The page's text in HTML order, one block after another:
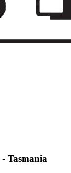
Tasmania